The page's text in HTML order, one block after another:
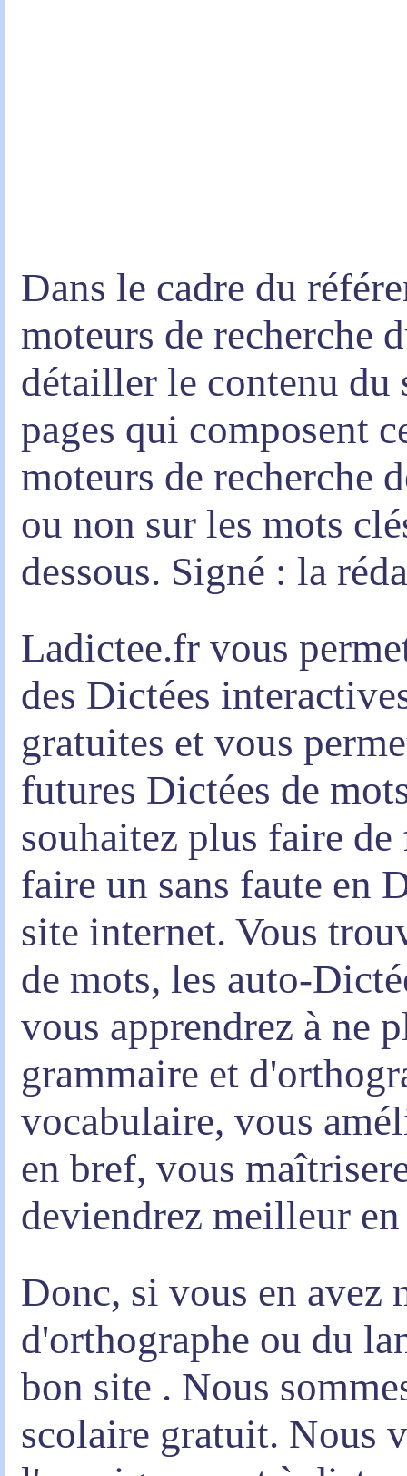
Dans le cadre du
moteurs de recherche
détailler le contenu du
pages qui composent
moteurs de recherche
ou non sur les mots
dessous. Signé : la
Ladictee.fr vous
des Dictées
gratuites et vous
futures Dictées de
souhaitez plus faire
faire un sans faute en
site internet. Vous
de mots, les auto-
vous apprendrez à ne
grammaire et
vocabulaire, vous
en bref, vous
deviendrez meilleur
Donc, si vous en avez
d'orthographe ou du
bon site . Nous
scolaire gratuit. Nous